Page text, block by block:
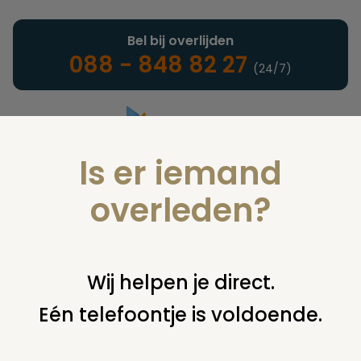
Landelijke uitvaartonderneming
Bel bij overlijden
088 - 848 82 27 (24/7)
U bent hier: home nieuws & agenda nieuws
informatieavond  uw eigen keuze levenseinde
Is er iemand
overleden?
Wij helpen je direct.
Eén telefoontje is voldoende.